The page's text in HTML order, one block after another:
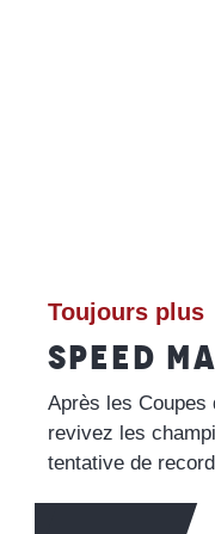
Toujours plus
SPEED
Après les Coupes
revivez les
tentative de